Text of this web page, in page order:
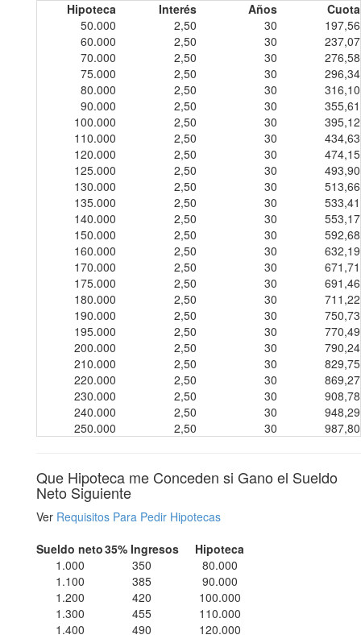
Hipoteca Interés Años
Cuota
50.000
2,50 30
197,56
60.000
2,50 30
237,07
70.000
2,50 30
276,58
75.000
2,50 30
296,34
80.000
2,50 30
316,10
90.000
2,50 30
355,61
100.000
2,50 30
395,12
110.000
2,50 30
434,63
120.000
2,50 30
474,15
125.000
2,50 30
493,90
130.000
2,50 30
513,66
135.000
2,50 30
533,41
140.000
2,50 30
553,17
150.000
2,50 30
592,68
160.000
2,50 30
632,19
170.000
2,50 30
671,71
175.000
2,50 30
691,46
180.000
2,50 30
711,22
190.000
2,50 30
750,73
195.000
2,50 30
770,49
200.000
2,50 30
790,24
210.000
2,50 30
829,75
220.000
2,50 30
869,27
230.000
2,50 30
908,78
240.000
2,50 30
948,29
250.000
2,50 30 987,80
Que Hipoteca me Conceden si Gano el Sueldo
Neto Siguiente
Ver Requisitos Para Pedir Hipotecas
Sueldo neto35% Ingresos
Hipoteca
1.000
350
80.000
1.100
385
90.000
1.200
420
100.000
1.300
455
110.000
1.400
490
120.000